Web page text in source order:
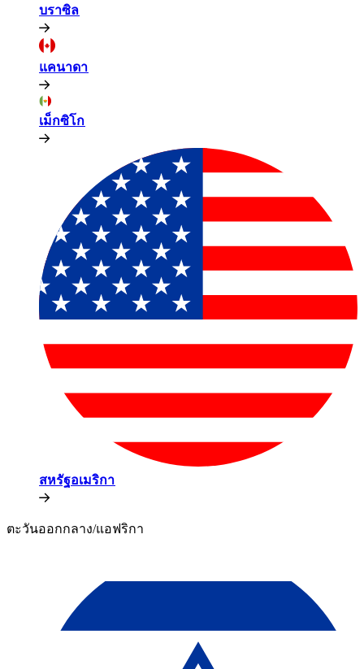
บราซิล​​
แคนาดา​​
เม็กซิโก​​
สหรัฐอเมริกา​​
ตะวันออกกลาง/แอฟริกา​​